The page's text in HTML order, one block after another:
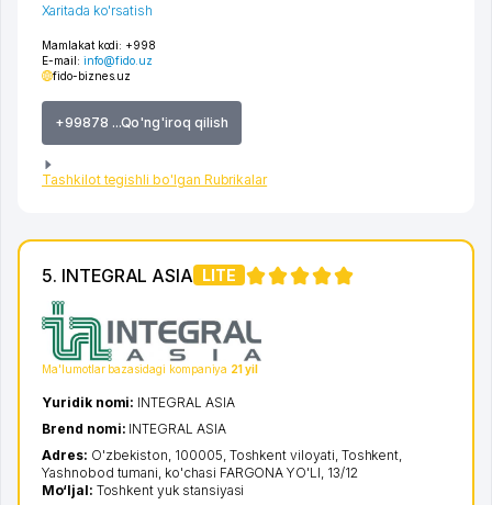
Mamlakat kodi: +998
E-mail: info@fido.uz
fido-biznes.uz
+99878 ...Qo'ng'iroq qilish
Tashkilot tegishli bo'lgan Rubrikalar
Xaritada ko'rsatish
5. INTEGRAL ASIA LITE
Ma'lumotlar bazasidagi kompaniya 21 yil
Yuridik nomi: INTEGRAL ASIA
Brend nomi: INTEGRAL ASIA
Adres: O'zbekiston, 100005, Toshkent viloyati Toshkent
Yashnobod tumani ko'chasi FARGONA YO'LI , 13/12
Mo‘ljal: Toshkent yuk stansiyasi